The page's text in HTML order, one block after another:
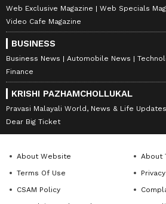
Web Exclusive Magazine
Web Specials
Video Cafe Magazine
BUSINESS
Business News Automobile News
Finance
KRISHI PAZHAMCHOLLUKAL
Pravasi Malayali World, News & Life Updates
Dear Big Ticket
About Website
About
Terms Of Use
CSAM Policy